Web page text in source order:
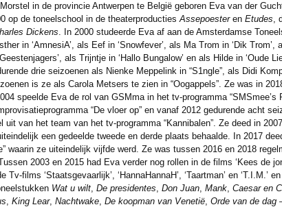
in de provincie Antwerpen te België geboren Eva van der
op de toneelschool in de theaterproductiesAssepoesteren Etudes,
Dickens. In 2000 studeerde Eva af aan de Amsterdamse
in ‘AmnesiA’, als Eef in ‘Snowfever’, als Ma Trom in ‘Dik
als Trijntje in ‘Hallo Bungalow’ en als Hilde in ‘Oude
drie seizoenen als Nienke Meppelink in “S1ngle”, als Didi
is ze als Carola Metsers te zien in “Oogappels”. Ze was in
speelde Eva de rol van GSMma in het tv-programma
“De vloer op” en vanaf 2012 gedurende acht
uit van het team van het tv-programma “Kannibalen”. Ze deed in
een gedeelde tweede en derde plaats behaalde. In 2017
waarin ze uiteindelijk vijfde werd. Ze was tussen 2016 en 2018
2003 en 2015 had Eva verder nog rollen in de films ‘Kees de
Tv-films ‘Staatsgevaarlijk’, ‘HannaHannaH’, ‘Taartman’ en ‘T.I.M.’
Wat u wilt, De presidentes, Don Juan, Mank, Caesar en
, King Lear, Nachtwake, De koopman van Venetië, Orde van de dag